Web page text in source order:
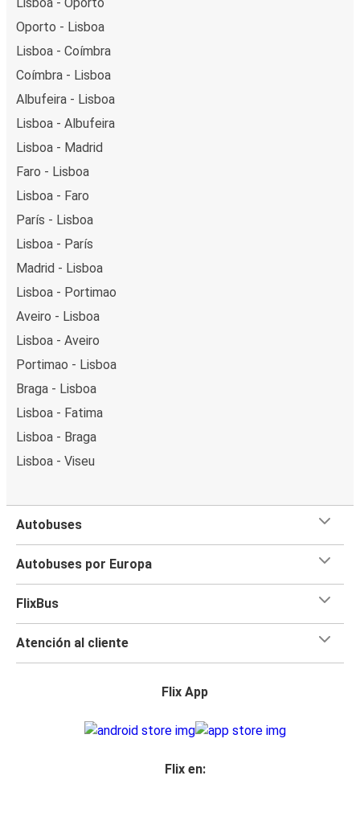
Oporto - Lisboa
Lisboa - Coímbra
Coímbra - Lisboa
Albufeira - Lisboa
Lisboa - Albufeira
Lisboa - Madrid
Faro - Lisboa
Lisboa - Faro
París - Lisboa
Lisboa - París
Madrid - Lisboa
Lisboa - Portimao
Aveiro - Lisboa
Lisboa - Aveiro
Portimao - Lisboa
Braga - Lisboa
Lisboa - Fatima
Lisboa - Braga
Lisboa - Viseu
Autobuses
Autobuses por Europa
FlixBus
Atención al cliente
Flix App
Flix en: